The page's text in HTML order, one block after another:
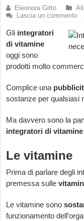
Eleonora Gitto
Lascia un commento
Gli integratori
di vitamine
oggi sono
prodotti molto
Complice una
sostanze per qualsiasi
Ma davvero sono la
integratori di vitamine
Le vitamine
Prima di parlare degli
premessa sulle
Le vitamine sono
funzionamento